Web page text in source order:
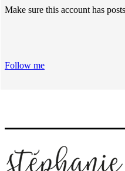
Make sure this account has
Follow me